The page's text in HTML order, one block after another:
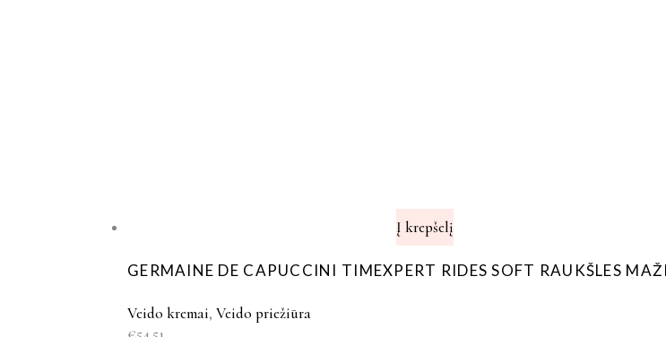
Į krepšelį
GERMAINE DE CAPUCCINI TIMEXPERT RIDES SOFT RAUKŠLES
Veido kremai, Veido priežiūra